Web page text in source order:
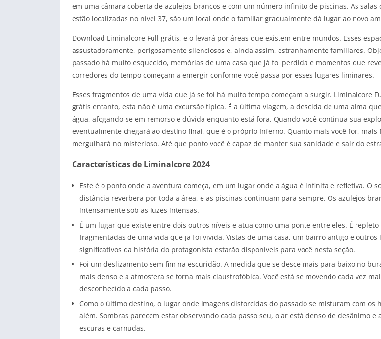
em uma câmara coberta de azulejos brancos e com um número infinito de piscinas. As salas
estão localizadas no nível 37, são um local onde o familiar gradualmente dá lugar ao novo
Download Liminalcore Full grátis, e o levará por áreas que existem entre mundos. Esses
assustadoramente, perigosamente silenciosos e, ainda assim, estranhamente familiares.
passado há muito esquecido, memórias de uma casa que já foi perdida e momentos que
corredores do tempo começam a emergir conforme você passa por esses lugares liminares.
Esses fragmentos de uma vida que já se foi há muito tempo começam a surgir. Liminalcore
grátis entanto, esta não é uma excursão típica. É a última viagem, a descida de uma alma
água, afogando-se em remorso e dúvida enquanto está fora. Quando você continua sua
eventualmente chegará ao destino final, que é o próprio Inferno. Quanto mais você for, mais
mergulhará no misterioso. Até que ponto você é capaz de manter sua sanidade e sair do
Características de Liminalcore 2024
Este é o ponto onde a aventura começa, em um lugar onde a água é infinita e refletiva. O
distância reverbera por toda a área, e as piscinas continuam para sempre. Os azulejos
intensamente sob as luzes intensas.
É um lugar que existe entre dois outros níveis e atua como uma ponte entre eles. É repleto
fragmentadas de uma vida que já foi vivida. Vistas de uma casa, um bairro antigo e outros
significativos da história do protagonista estarão disponíveis para você nesta seção.
Foi um deslizamento sem fim na escuridão. À medida que se desce mais para baixo no
mais denso e a atmosfera se torna mais claustrofóbica. Você está se movendo cada vez
desconhecido a cada passo.
Como o último destino, o lugar onde imagens distorcidas do passado se misturam com os
além. Sombras parecem estar observando cada passo seu, o ar está denso de desânimo e
escuras e carnudas.